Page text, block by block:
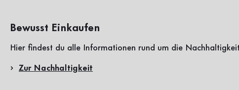
Bewusst Einkaufen
Hier findest du alle Informationen rund um die
Zur Nachhaltigkeit